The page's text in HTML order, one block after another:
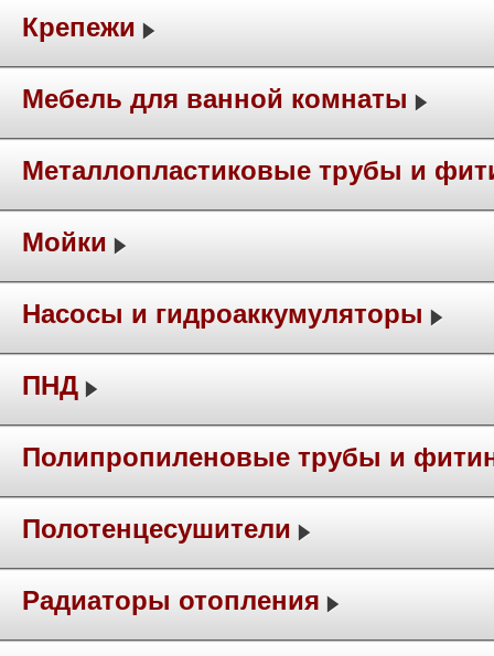
Крепежи
Мебель для ванной комнаты
Металлопластиковые трубы и
Мойки
Насосы и гидроаккумуляторы
ПНД
Полипропиленовые трубы и
Полотенцесушители
Радиаторы отопления